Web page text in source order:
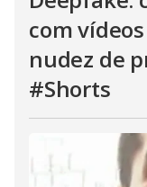
com
nudez de
#Shorts